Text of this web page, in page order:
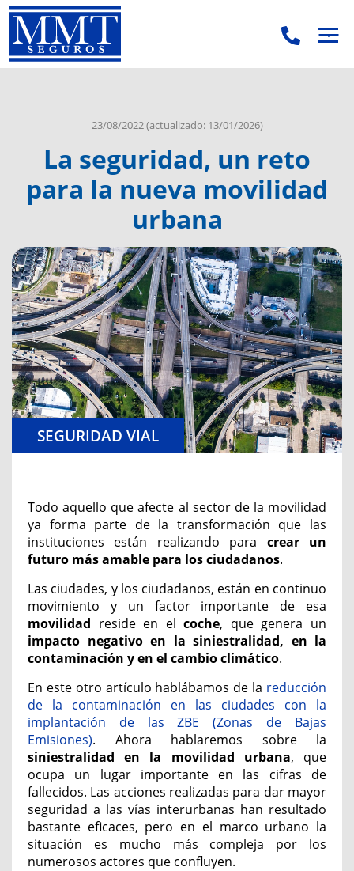
..
23/08/2022(actualizado: 13/01/2026)
La seguridad, un reto
para la nueva movilidad
urbana
SEGURIDAD VIAL
Todo aquello que afecte al sector de la movilidad
ya forma parte de la transformación que las
instituciones están realizando para crear un
futuro más amable para los ciudadanos.
Las ciudades, y los ciudadanos, están en continuo
movimiento y un factor importante de esa
movilidad reside en elcoche, que genera un
impacto negativo en la siniestralidad, en la
contaminación y en el cambio climático.
En este otro artículo hablábamos de la reducción
de la contaminación en las ciudades con la
implantación de las ZBE (Zonas de Bajas
Emisiones). Ahora hablaremos sobre la
siniestralidad en la movilidad urbana, que
ocupa un lugar importante en las cifras de
fallecidos. Las acciones realizadas para dar mayor
seguridad a las vías interurbanas han resultado
bastante eficaces, pero en el marco urbano la
situación es mucho más compleja por los
numerosos actores que confluyen.